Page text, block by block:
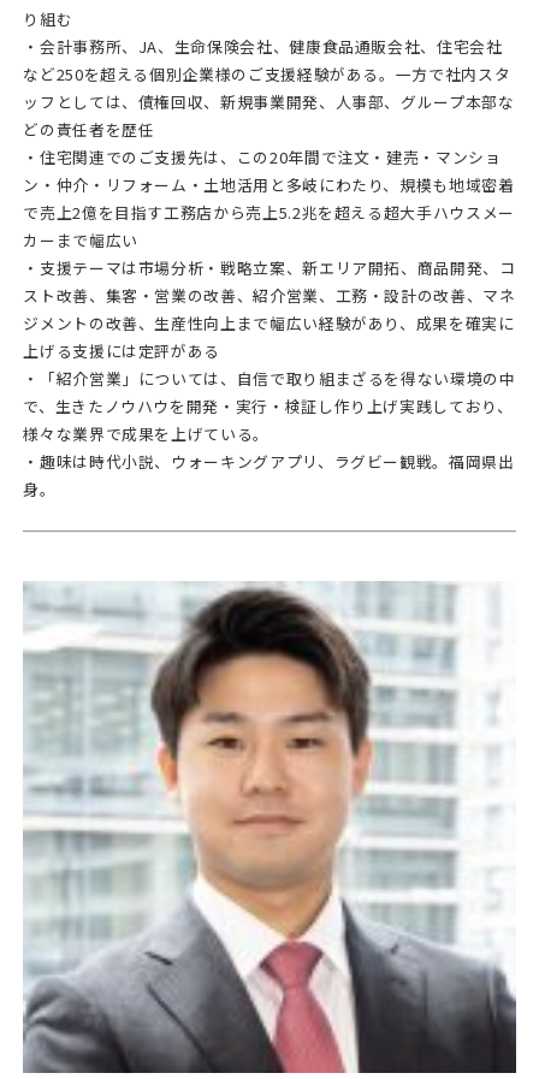
り組む
・会計事務所、JA、生命保険会社、健康食品通販会社、住宅会社
など250を超える個別企業様のご支援経験がある。一方で社内スタ
ッフとしては、債権回収、新規事業開発、人事部、グループ本部な
どの責任者を歴任
・住宅関連でのご支援先は、この20年間で注文・建売・マンショ
ン・仲介・リフォーム・土地活用と多岐にわたり、規模も地域密着
で売上2億を目指す工務店から売上5.2兆を超える超大手ハウスメー
カーまで幅広い
・支援テーマは市場分析・戦略立案、新エリア開拓、商品開発、コ
スト改善、集客・営業の改善、紹介営業、工務・設計の改善、マネ
ジメントの改善、生産性向上まで幅広い経験があり、成果を確実に
上げる支援には定評がある
・「紹介営業」については、自信で取り組まざるを得ない環境の中
で、生きたノウハウを開発・実行・検証し作り上げ実践しており、
様々な業界で成果を上げている。
・趣味は時代小説、ウォーキングアプリ、ラグビー観戦。福岡県出
身。